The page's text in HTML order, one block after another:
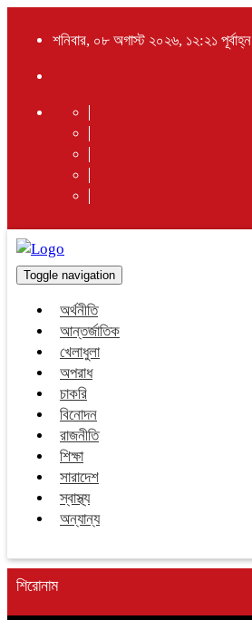
শনিবার, ০৮ অগাস্ট ২০২৬, ১২:২১ পূর্বাহ্ন
Toggle navigation
অর্থনীতি
আন্তর্জাতিক
খেলাধুলা
অপরাধ
চাকরি
বিনোদন
রাজনীতি
শিক্ষা
সারাদেশ
স্বাস্থ্য
অন্যান্য
শিরোনাম